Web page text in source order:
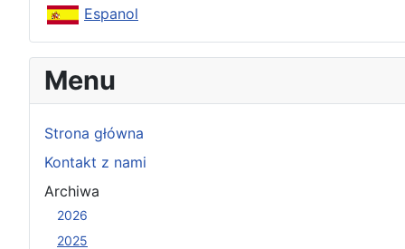
Espanol
Menu
Strona główna
Kontakt z nami
Archiwa
2026
2025